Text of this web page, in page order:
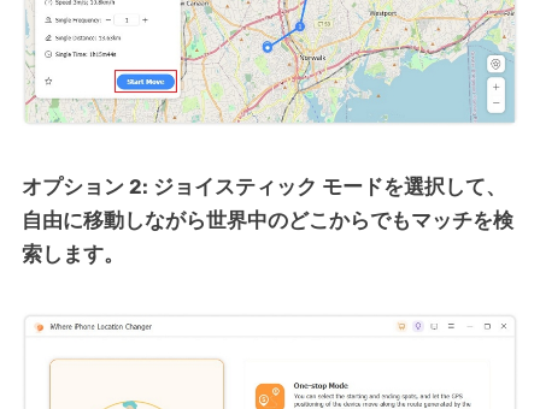
オプション 2: ジョイスティック モードを選択して、
自由に移動しながら世界中のどこからでもマッチを検
索します。